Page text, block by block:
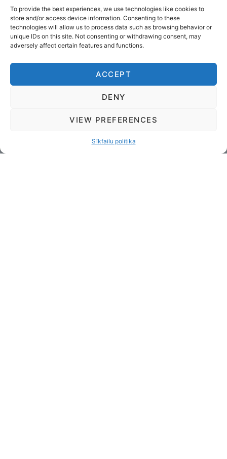
To provide the best experiences, we use technologies like cookies to
store and/or access device information. Consenting to these
technologies will allow us to process data such as browsing behavior or
unique IDs on this site. Not consenting or withdrawing consent, may
adversely affect certain features and functions.
ACCEPT
DENY
VIEW PREFERENCES
Sīkfailu politika